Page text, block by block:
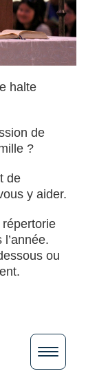
halte
de
?
de
y aider.
répertorie
ou